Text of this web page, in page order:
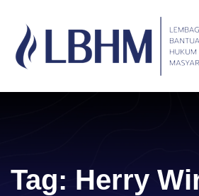
content
Tag: Herry